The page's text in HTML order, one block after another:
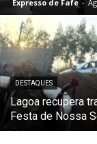
Expresso de Fafe -
DESTAQUES
Lagoa recupera
Festa de Nossa